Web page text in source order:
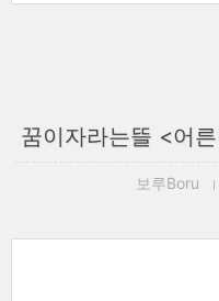
꿈이자라는뜰 <어
보루Boru